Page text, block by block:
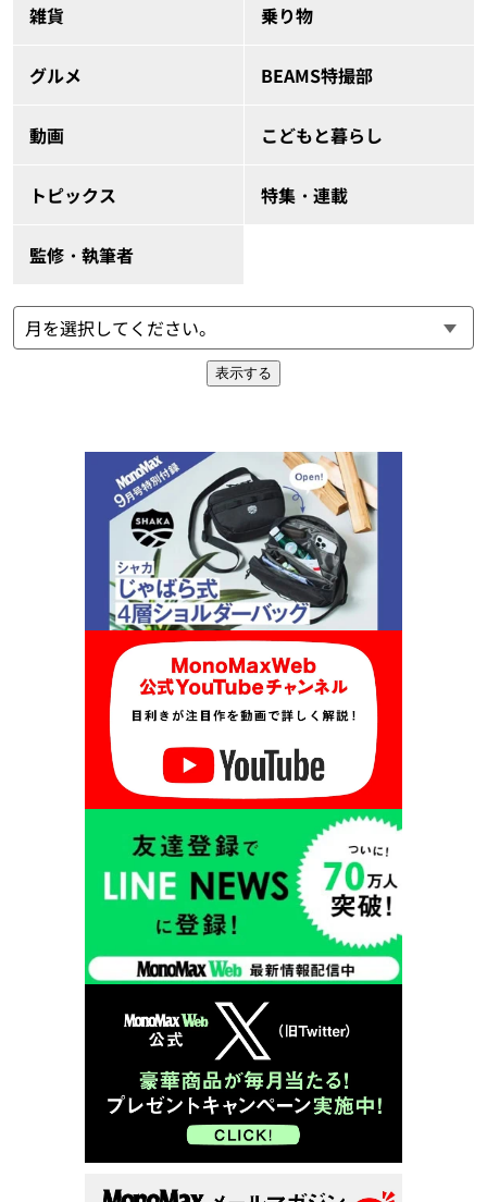
雑貨 乗り物
グルメ BEAMS特撮部
動画 こどもと暮らし
トピックス 特集・連載
監修・執筆者
表示する